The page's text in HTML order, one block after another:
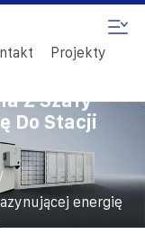
Projekty
Z Szafy
Do Stacji
/
energię